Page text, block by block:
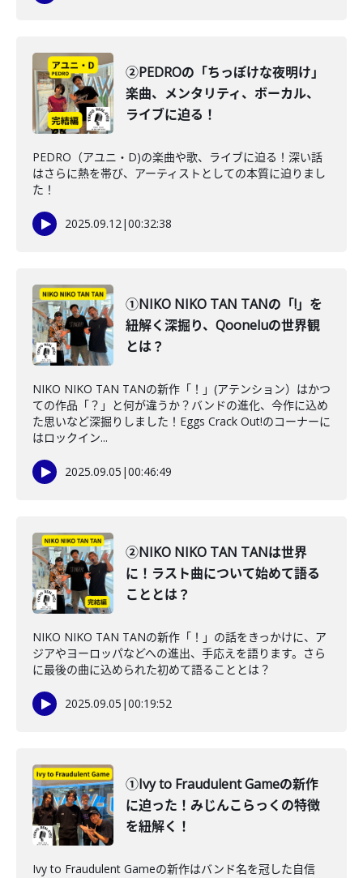
②PEDROの「ちっぽけな夜明け」
楽曲、メンタリティ、ボーカル、
ライブに迫る！
PEDRO（アユニ・D)の楽曲や歌、ライブに迫る！深い話
はさらに熱を帯び、アーティストとしての本質に迫りまし
た！
2025.09.12|00:32:38
①NIKO NIKO TAN TANの「!」を
紐解く深掘り、Qooneluの世界観
とは？
NIKO NIKO TAN TANの新作「！」(アテンション）はかつ
ての作品「？」と何が違うか？バンドの進化、今作に込め
た思いなど深掘りしました！Eggs Crack Out!のコーナーに
はロックイン...
2025.09.05 |00:46:49
②NIKO NIKO TAN TANは世界
に！ラスト曲について始めて語る
こととは？
NIKO NIKO TAN TANの新作「！」の話をきっかけに、ア
ジアやヨーロッパなどへの進出、手応えを語ります。さら
に最後の曲に込められた初めて語ることとは？
2025.09.05 |00:19:52
①Ivy to Fraudulent Gameの新作
に迫った！みじんこらっくの特徴
を紐解く！
Ivy to Fraudulent Gameの新作はバンド名を冠した自信